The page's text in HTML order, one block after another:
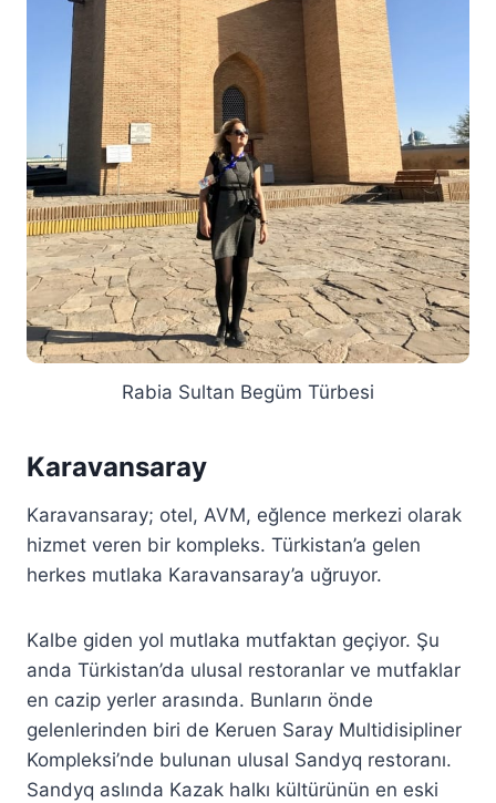
Rabia Sultan Begüm Türbesi
Karavansaray
Karavansaray; otel, AVM, eğlence merkezi olarak
hizmet veren bir kompleks. Türkistan’a gelen
herkes mutlaka Karavansaray’a uğruyor.
Kalbe giden yol mutlaka mutfaktan geçiyor. Şu
anda Türkistan’da ulusal restoranlar ve mutfaklar
en cazip yerler arasında. Bunların önde
gelenlerinden biri de Keruen Saray Multidisipliner
Kompleksi’nde bulunan ulusal Sandyq restoranı.
Sandyq aslında Kazak halkı kültürünün en eski